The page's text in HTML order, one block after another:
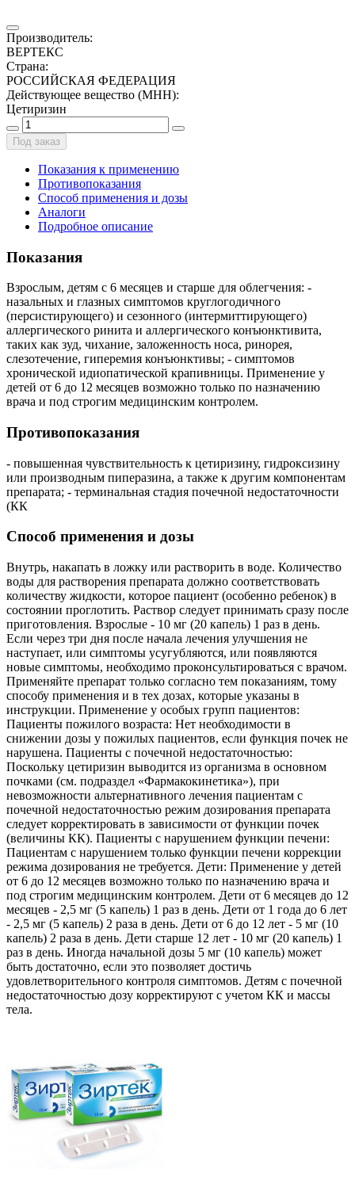
Производитель:
ВЕРТЕКС
Страна:
РОССИЙСКАЯ ФЕДЕРАЦИЯ
Действующее вещество (МНН):
Цетиризин
Под заказ
Показания к применению
Противопоказания
Способ применения и дозы
Аналоги
Подробное описание
Показания
Взрослым, детям с 6 месяцев и старше для облегчения: -
назальных и глазных симптомов круглогодичного
(персистирующего) и сезонного (интермиттирующего)
аллергического ринита и аллергического конъюнктивита,
таких как зуд, чихание, заложенность носа, ринорея,
слезотечение, гиперемия конъюнктивы; - симптомов
хронической идиопатической крапивницы. Применение у
детей от 6 до 12 месяцев возможно только по назначению
врача и под строгим медицинским контролем.
Противопоказания
- повышенная чувствительность к цетиризину, гидроксизину
или производным пиперазина, а также к другим компонентам
препарата; - терминальная стадия почечной недостаточности
(КК
Способ применения и дозы
Внутрь, накапать в ложку или растворить в воде. Количество
воды для растворения препарата должно соответствовать
количеству жидкости, которое пациент (особенно ребенок) в
состоянии проглотить. Раствор следует принимать сразу после
приготовления. Взрослые - 10 мг (20 капель) 1 раз в день.
Если через три дня после начала лечения улучшения не
наступает, или симптомы усугубляются, или появляются
новые симптомы, необходимо проконсультироваться с врачом.
Применяйте препарат только согласно тем показаниям, тому
способу применения и в тех дозах, которые указаны в
инструкции. Применение у особых групп пациентов:
Пациенты пожилого возраста: Нет необходимости в
снижении дозы у пожилых пациентов, если функция почек не
нарушена. Пациенты с почечной недостаточностью:
Поскольку цетиризин выводится из организма в основном
почками (см. подраздел «Фармакокинетика»), при
невозможности альтернативного лечения пациентам с
почечной недостаточностью режим дозирования препарата
следует корректировать в зависимости от функции почек
(величины КК). Пациенты с нарушением функции печени:
Пациентам с нарушением только функции печени коррекции
режима дозирования не требуется. Дети: Применение у детей
от 6 до 12 месяцев возможно только по назначению врача и
под строгим медицинским контролем. Дети от 6 месяцев до 12
месяцев - 2,5 мг (5 капель) 1 раз в день. Дети от 1 года до 6 лет
- 2,5 мг (5 капель) 2 раза в день. Дети от 6 до 12 лет - 5 мг (10
капель) 2 раза в день. Дети старше 12 лет - 10 мг (20 капель) 1
раз в день. Иногда начальной дозы 5 мг (10 капель) может
быть достаточно, если это позволяет достичь
удовлетворительного контроля симптомов. Детям с почечной
недостаточностью дозу корректируют с учетом КК и массы
тела.